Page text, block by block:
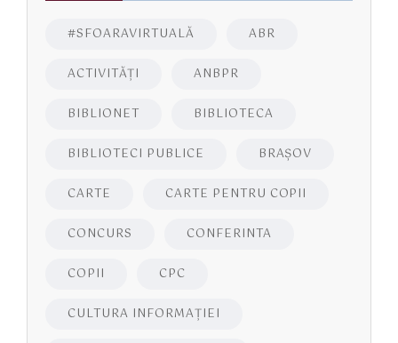
#SFOARAVIRTUALĂ ABR
ACTIVITĂŢI ANBPR
BIBLIONET BIBLIOTECA
BIBLIOTECI PUBLICE BRAŞOV
CARTE CARTE PENTRU COPII
CONCURS CONFERINTA
COPII CPC
CULTURA INFORMAŢIEI